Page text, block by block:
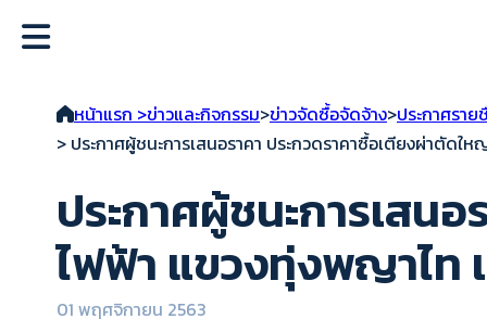
หน้าแรก >ข่าวและกิจกรรม>ข่าวจัดซื้อจัดจ้าง>ประกาศราย
> ประกาศผู้ชนะการเสนอราคา ประกวดราคาซื้อเตียงผ่าตัด
ประกาศผู้ชนะการเสน
ไฟฟ้า แขวงทุ่งพญาไท
01 พฤศจิกายน 2563